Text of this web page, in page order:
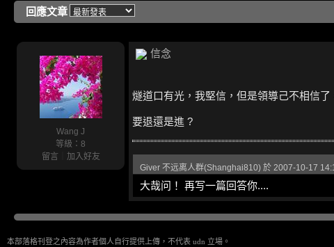
回應文章
Wang J
等級：8
留言
加入好友
信念
燧道口有光，我堅信，但是領導己不相信了
要退還是進 ?
Giver 不远离人群(Shanghai810) 於 2007-10-17
大哉问！ 再写一篇回答你....
本部落格刊登之內容為作者個人自行提供上傳，不代表 udn 立場。